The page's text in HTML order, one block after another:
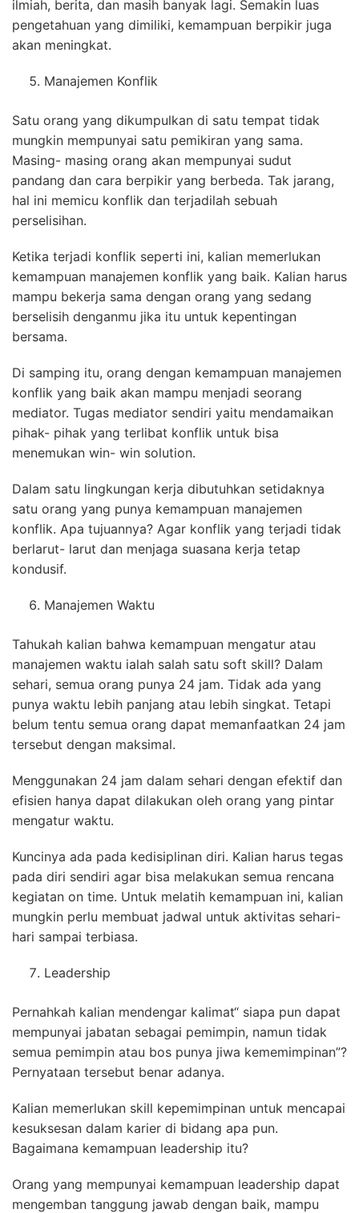
ilmiah, berita, dan masih banyak lagi. Semakin luas
pengetahuan yang dimiliki, kemampuan berpikir juga
akan meningkat.
Manajemen Konflik
Satu orang yang dikumpulkan di satu tempat tidak
mungkin mempunyai satu pemikiran yang sama.
Masing- masing orang akan mempunyai sudut
pandang dan cara berpikir yang berbeda. Tak jarang,
hal ini memicu konflik dan terjadilah sebuah
perselisihan.
Ketika terjadi konflik seperti ini, kalian memerlukan
kemampuan manajemen konflik yang baik. Kalian harus
mampu bekerja sama dengan orang yang sedang
berselisih denganmu jika itu untuk kepentingan
bersama.
Di samping itu, orang dengan kemampuan manajemen
konflik yang baik akan mampu menjadi seorang
mediator. Tugas mediator sendiri yaitu mendamaikan
pihak- pihak yang terlibat konflik untuk bisa
menemukan win- win solution.
Dalam satu lingkungan kerja dibutuhkan setidaknya
satu orang yang punya kemampuan manajemen
konflik. Apa tujuannya? Agar konflik yang terjadi tidak
berlarut- larut dan menjaga suasana kerja tetap
kondusif.
Manajemen Waktu
Tahukah kalian bahwa kemampuan mengatur atau
manajemen waktu ialah salah satu soft skill? Dalam
sehari, semua orang punya 24 jam. Tidak ada yang
punya waktu lebih panjang atau lebih singkat. Tetapi
belum tentu semua orang dapat memanfaatkan 24 jam
tersebut dengan maksimal.
Menggunakan 24 jam dalam sehari dengan efektif dan
efisien hanya dapat dilakukan oleh orang yang pintar
mengatur waktu.
Kuncinya ada pada kedisiplinan diri. Kalian harus tegas
pada diri sendiri agar bisa melakukan semua rencana
kegiatan on time. Untuk melatih kemampuan ini, kalian
mungkin perlu membuat jadwal untuk aktivitas sehari-
hari sampai terbiasa.
Leadership
Pernahkah kalian mendengar kalimat“ siapa pun dapat
mempunyai jabatan sebagai pemimpin, namun tidak
semua pemimpin atau bos punya jiwa kememimpinan”?
Pernyataan tersebut benar adanya.
Kalian memerlukan skill kepemimpinan untuk mencapai
kesuksesan dalam karier di bidang apa pun.
Bagaimana kemampuan leadership itu?
Orang yang mempunyai kemampuan leadership dapat
mengemban tanggung jawab dengan baik, mampu